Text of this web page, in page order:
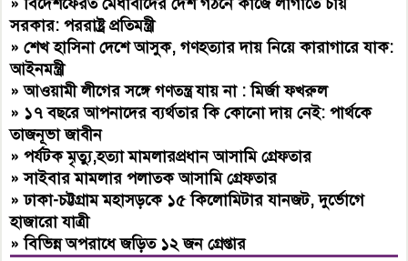
সরকার: পররাষ্ট্র প্রতিমন্ত্রী
»শেখ হাসিনা দেশে আসুক, গণহত্যার দায় নিয়ে কারাগারে যাক:
আইনমন্ত্রী
»আওয়ামী লীগের সঙ্গে গণতন্ত্র যায় না : মির্জা ফখরুল
» ১৭ বছরে আপনাদের ব্যর্থতার কি কোনো দায় নেই: পার্থকে
তাজনূভা জাবীন
»পর্যটক মৃত্যু,হত্যা মামলারপ্রধান আসামি গ্রেফতার
»সাইবার মামলার পলাতক আসামি গ্রেফতার
»ঢাকা-চট্টগ্রাম মহাসড়কে ১৫ কিলোমিটার যানজট, দুর্ভোগে
হাজারো যাত্রী
»বিভিন্ন অপরাধে জড়িত ১২ জন গ্রেপ্তার